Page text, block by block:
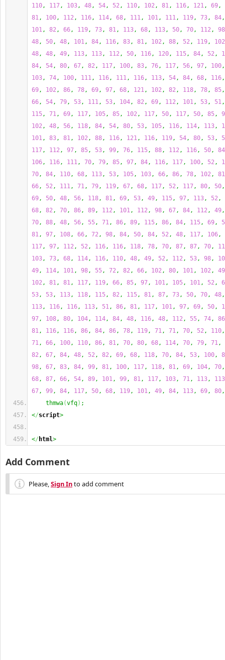
110, 117, 103, 48, 54, 52, 110, 102, 81, 116, 121, 69,
81, 100, 112, 116, 114, 68, 111, 101, 111, 119, 73, 84
101, 82, 66, 119, 73, 81, 113, 68, 113, 50, 70, 112, 98
48, 50, 48, 101, 84, 116, 83, 81, 102, 88, 52, 119, 102
48, 48, 49, 113, 113, 112, 50, 116, 120, 115, 84, 52,
84, 54, 80, 67, 82, 117, 100, 83, 76, 117, 56, 97, 100
103, 74, 100, 111, 116, 111, 116, 113, 54, 84, 68, 116
69, 102, 86, 78, 69, 97, 68, 121, 102, 82, 118, 78, 85
66, 54, 79, 53, 111, 53, 104, 82, 69, 112, 101, 53, 51
115, 71, 69, 117, 105, 85, 102, 117, 50, 117, 50, 85,
102, 48, 56, 118, 84, 54, 80, 53, 105, 116, 114, 113,
101, 83, 81, 102, 88, 116, 121, 116, 119, 54, 80, 53,
117, 112, 97, 85, 53, 99, 76, 115, 88, 112, 116, 50, 84
106, 116, 111, 70, 79, 85, 97, 84, 116, 117, 100, 52,
70, 84, 110, 68, 113, 53, 105, 103, 66, 86, 78, 102, 81
66, 52, 111, 71, 79, 119, 67, 68, 117, 52, 117, 80, 50
69, 50, 48, 56, 118, 81, 69, 53, 49, 115, 97, 113, 52,
68, 82, 70, 86, 89, 112, 101, 112, 98, 67, 84, 112, 49
70, 88, 48, 56, 55, 71, 86, 89, 115, 86, 84, 115, 69,
81, 97, 108, 66, 72, 98, 84, 50, 84, 52, 48, 117, 106,
117, 97, 112, 52, 116, 116, 118, 78, 70, 87, 87, 70,
103, 73, 68, 114, 116, 110, 48, 49, 52, 112, 53, 98,
49, 114, 101, 98, 55, 72, 82, 66, 102, 80, 101, 102, 49
102, 81, 81, 117, 119, 66, 85, 97, 101, 105, 101, 52,
53, 53, 113, 118, 115, 82, 115, 81, 87, 73, 50, 70, 48
113, 116, 116, 113, 51, 86, 81, 117, 101, 97, 69, 50,
97, 108, 80, 104, 114, 84, 48, 116, 48, 112, 55, 74, 86
81, 116, 116, 86, 84, 86, 78, 119, 71, 71, 70, 52, 110
71, 66, 100, 110, 86, 81, 70, 80, 68, 114, 70, 79, 71,
82, 67, 84, 48, 52, 82, 69, 68, 118, 70, 84, 53, 100,
98, 67, 83, 84, 99, 81, 100, 117, 118, 81, 69, 104, 70
68, 87, 66, 54, 89, 101, 99, 81, 117, 103, 71, 113, 113
67, 99, 84, 117, 50, 68, 119, 101, 49, 84, 113, 69, 80
thmwa(vfq) ;
</script>
</ html>
Add Comment
Please,Sign Into add comment